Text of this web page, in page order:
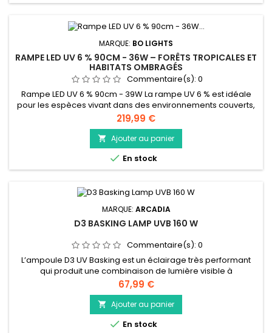
MARQUE: BO LIGHTS
RAMPE LED UV 6 % 90CM - 36W – FORÊTS TROPICALES ET
HABITATS OMBRAGÉS
Commentaire(s): 0
Rampe LED UV 6 % 90cm - 39W La rampe UV 6 % est idéale
pour les espèces vivant dans des environnements couverts,
où la lumière directe du soleil est filtrée par la végétation. Elle
reproduit une exposition douce et régulière, adaptée aux
reptiles sensibles et aux amphibiens diurnes. Exemples
d’espèces : geckos diurnes (Phelsuma), dendrobates,
caméléons de...
Prix
219,99 €
 Ajouter au panier
 En stock
MARQUE: ARCADIA
D3 BASKING LAMP UVB 160 W
Commentaire(s): 0
L’ampoule D3 UV Basking est un éclairage très performant
qui produit une combinaison de lumière visible à
rayonnement UVB et UVA et de chaleur en une seule
ampoule. Spécialement conçue comme lampe de
réchauffement pour les plus grands vivariums qui ont
suffisamment de place pour permettre au reptile de rentrer
et sortir de la zone de réchauffement afin de...
Prix
67,99 €
 Ajouter au panier
 En stock